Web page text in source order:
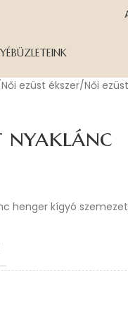
ÜZLETEINK
Női ezüst ékszer Női
nyaklánc
henger kígyó